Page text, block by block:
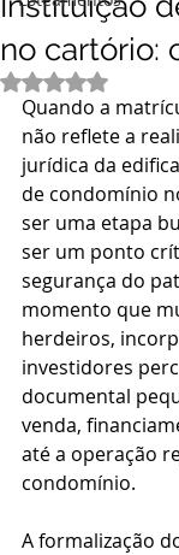
no cartório:
Avaliado com
Quando a
não reflete a
jurídica da
de condomínio
ser uma etapa
ser um ponto
segurança do
momento que
herdeiros,
investidores
documental
venda,
até a operação
condomínio.
A formalização